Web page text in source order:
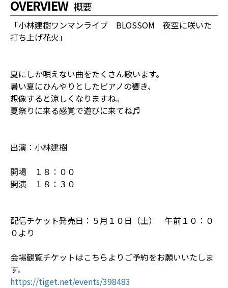
OVERVIEW 概要
「小林建樹ワンマンライブ BLOSSOM 夜空に咲いた
打ち上げ花火」
夏にしか唄えない曲をたくさん歌います。
暑い夏にひんやりとしたピアノの響き、
想像すると涼しくなりますね。
夏祭りに来る感覚で遊びに来てね♬
出演：小林建樹
開場 １８：００
開演 １８：３０
配信チケット発売日：５月１０日（土） 午前１０：０
０より
会場観覧チケットはこちらよりご予約をお願いいたしま
す。
https://tiget.net/events/398483